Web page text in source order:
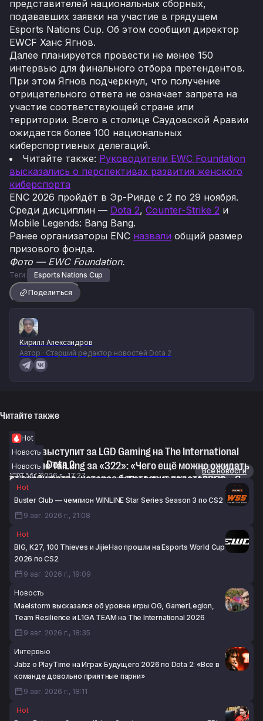
представителей национальных сборных,
подававших заявки на участие в грядущем
Esports Nations Cup. Об этом сообщил директор
EWCF Ханс Ягнов.
Далее планируется провести не менее 150
интервью для финального отбора претендентов.
При этом Ягнов подчеркнул, что получение
отрицательного ответа не означает запрета на
участие соответствующей стране или
территории. Всего в столице Саудовской Аравии
ожидается более 100 национальных
киберспортивных делегаций.
Читайте также: Руководители EWC Foundation
высказались о перспективах развития женского
киберспорта
ENC 2026 пройдёт в Эр-Рияде с 2 по 29 ноября.
Среди дисциплин — Dota 2, Counter-Strike 2 и
Mobile Legends: Bang Bang.
Ранее организаторы ENC назвали общий размер
призового фонда.
Фото — EWC Foundation.
Теги:
Esports Nations Cup
Поделиться
Кирилл Александров
Автор · Старший редактор новостей Dota 2
Читайте также
Hot
Topson выступит за LGD Gaming на The International
2026 по Dota 2
9 авг. 2026 г., 17:27
Новость
KJ о бане TaiLung за «322»: «Чего ещё можно ожидать
от сообщества, которое боготворит подставные
матчи»
9 авг. 2026 г., 16:52
Новость
TaiLung об отстранении от The International 2026: «Я
жду возможности обсудить эту ситуацию со своим
адвокатом»
9 авг. 2026 г., 16:22
Новости
Все новости
Hot
Buster Club — чемпион WINLINE Star Series Season 3 по CS2
9 авг. 2026 г., 21:08
Hot
BIG, K27, 100 Thieves и JijieHao прошли на Esports World Cup
2026 по CS2
9 авг. 2026 г., 19:09
Новость
Maelstorm высказался об уровне игры OG, GamerLegion,
Team Resilience и L1GA TEAM на The International 2026
9 авг. 2026 г., 18:35
Интервью
Jabz о PlayTime на Играх Будущего 2026 по Dota 2: «Все в
команде довольно приятные парни»
9 авг. 2026 г., 18:11
Hot